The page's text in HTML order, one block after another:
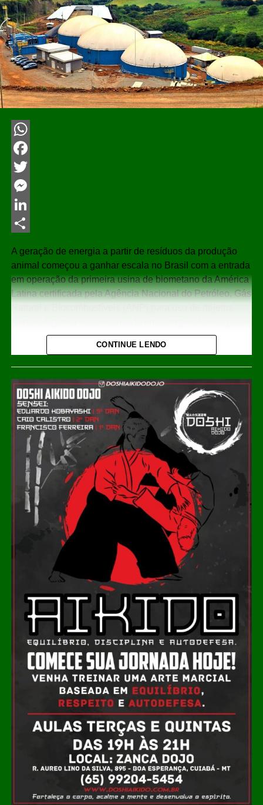
WhatsApp
Facebook
Twitter
Messenger
LinkedIn
A geração de energia a partir de resíduos da produção
animal começou a ganhar escala no Brasil com a entrada
em operação da primeira usina de biometano da América
Latina certificada pelaAgência Nacional do Petróleo, Gás
km da capital, Florianópolis), no Meio-Oeste de Santa
Catarina, uma das principais regiões produtoras de
O projeto recebeu cerca de R$ 65 milhões em
investimentos e tem capacidade de produzir até 16 mil
metros cúbicos de biometano por dia, combustível
renovável que pode substituir o gás natural em
aplicações industriais e veiculares. A iniciativa conecta
geração de energia, tratamento de resíduos e renda
adicional para produtores integrados à cadeia da
suinocultura.
O Brasil abriga um dos maiores rebanhos suínos do
mundo, com produção anual superior a 5 milhões de
toneladas de carne, concentrada principalmente na
região Sul. Esse volume gera uma quantidade
significativa de resíduos, que historicamente representam
passivo ambiental e custo de manejo. A conversão
desses dejetos em biogás e, posteriormente, em
biometano, muda essa lógica ao transformar resíduo em
ativo econômico.
Leia Também: Guarda Municipal
apresenta ações e conquistas na
comemoração dos 26 anos
A usina opera com biodigestores do tipo CSTR,
tecnologia que permite a decomposição controlada da
matéria orgânica e a geração de biogás. Esse gás é
então purificado por membranas até atingir pureza
superior a 96%, padrão exigido para comercialização
como biometano. A certificação da ANP garante
rastreabilidade e viabiliza a inserção do produto no
CONTINUE LENDO